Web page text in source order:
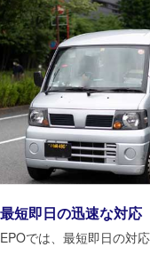
最短即日の迅速な対応
では、最短即日の対